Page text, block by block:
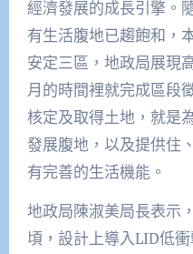
經濟發展的成長引擎。
有生活腹地已趨飽和，
安定三區，地政局展現
月的時間裡就完成區段
核定及取得土地，就是
發展腹地，以及提供住
有完善的生活機能。
地政局陳淑美局長表示
頃，設計上導入LID低